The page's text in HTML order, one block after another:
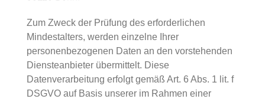
Zum Zweck der Prüfung des erforderlichen
Mindestalters, werden einzelne Ihrer
personenbezogenen Daten an den vorstehenden
Diensteanbieter übermittelt. Diese
Datenverarbeitung erfolgt gemäß Art. 6 Abs. 1 lit. f
DSGVO auf Basis unserer im Rahmen einer